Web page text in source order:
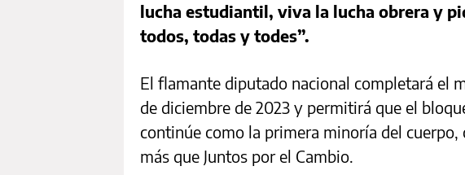
lucha estudiantil, viva la lucha obrera y
todos, todas y todes”.
El flamante diputado nacional completará el
de diciembre de 2023 y permitirá que el
continúe como la primera minoría del cuerpo,
más que Juntos por el Cambio.